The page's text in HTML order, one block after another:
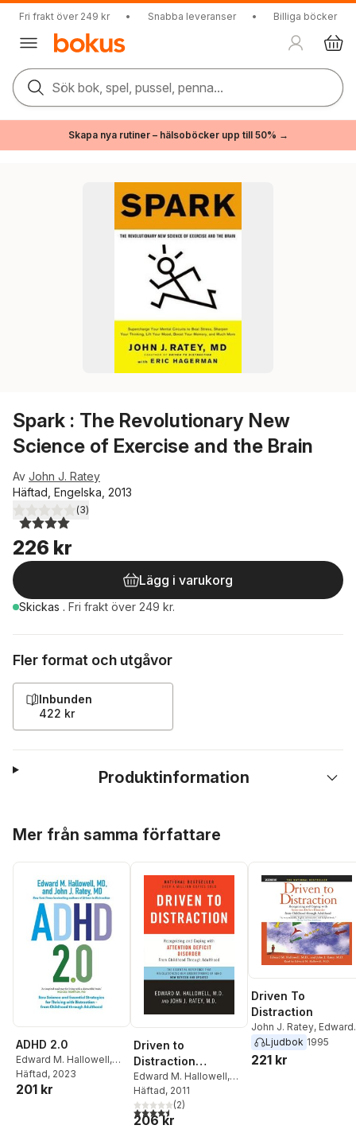
Fri frakt över 249 kr • Snabba leveranser • Billiga böcker
Sök bok, spel, pussel, penna...
Skapa nya rutiner – hälsoböcker upp till 50% →
Spark : The Revolutionary New
Science of Exercise and the Brain
Av John J. Ratey
Häftad, Engelska, 2013
4,0utav 5 stjärnor. Totalt antal röster:
(3)
226 kr
Lägg i varukorg
Skickas . Fri frakt över 249 kr.
Fler format och utgåvor
Inbunden
422 kr
Produktinformation
Mer från samma författare
ADHD 2.0
Edward M. Hallowell,
John J. Ratey
Häftad, 2023
201 kr
Driven to
Distraction
(Revised)
Edward M. Hallowell,
John J. Ratey
Häftad, 2011
4,5utav 5 stjärnor. Totalt antal röster:
(2)
206 kr
Driven To
Distraction
John J. Ratey, Edward
M. Hallowell
Ljudbok 1995
221 kr